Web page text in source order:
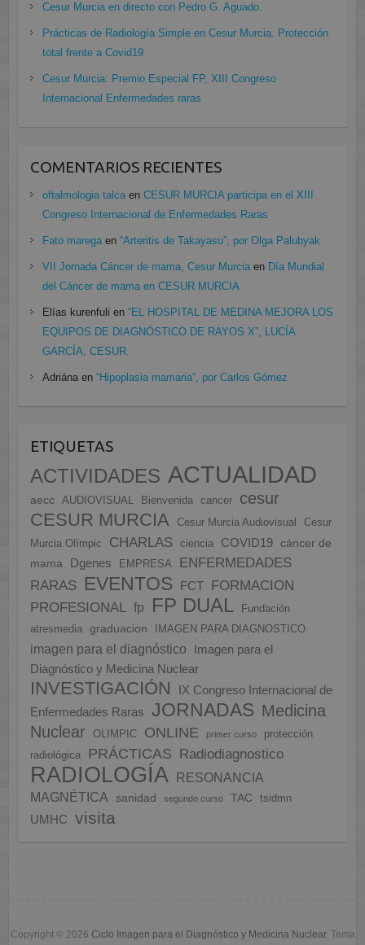
Cesur Murcia en directo con Pedro G. Aguado.
Prácticas de Radiología Simple en Cesur Murcia. Protección
total frente a Covid19
Cesur Murcia: Premio Especial FP, XIII Congreso
Internacional Enfermedades raras
COMENTARIOS RECIENTES
oftalmologia talcaen CESUR MURCIA participa en el XIII
Congreso Internacional de Enfermedades Raras
Fato maregaen “Arteritis de Takayasu”, por Olga Palubyak
VII Jornada Cáncer de mama, Cesur Murciaen Día Mundial
del Cáncer de mama en CESUR MURCIA
Elías kurenfuli en “EL HOSPITAL DE MEDINA MEJORA LOS
EQUIPOS DE DIAGNÓSTICO DE RAYOS X”, LUCÍA
GARCÍA, CESUR.
Adriánaen “Hipoplasia mamaria”, por Carlos Gómez
ETIQUETAS
ACTIVIDADES ACTUALIDAD
aecc AUDIOVISUAL Bienvenida cancer cesur
CESUR MURCIA Cesur Murcia Audiovisual
Cesur
Murcia Olímpic
CHARLAS ciencia COVID19
cáncer de
mama
Dgenes EMPRESA
ENFERMEDADES
RARAS EVENTOS FCT
FORMACION
PROFESIONAL fp FP DUAL
Fundación
atresmedia
graduacion IMAGEN PARA DIAGNOSTICO
imagen para el diagnóstico
Imagen para el
Diagnóstico y Medicina Nuclear
INVESTIGACIÓN
IX Congreso Internacional de
Enfermedades Raras
JORNADAS Medicina
Nuclear
OLIMPIC ONLINE primer curso
protección
radiológica
PRÁCTICAS Radiodiagnostico
RADIOLOGÍA
RESONANCIA
MAGNÉTICA
sanidad segundo curso TAC tsidmn
UMHC visita
Copyright © 2026 Ciclo Imagen para el Diagnóstico y Medicina Nuclear. Tema